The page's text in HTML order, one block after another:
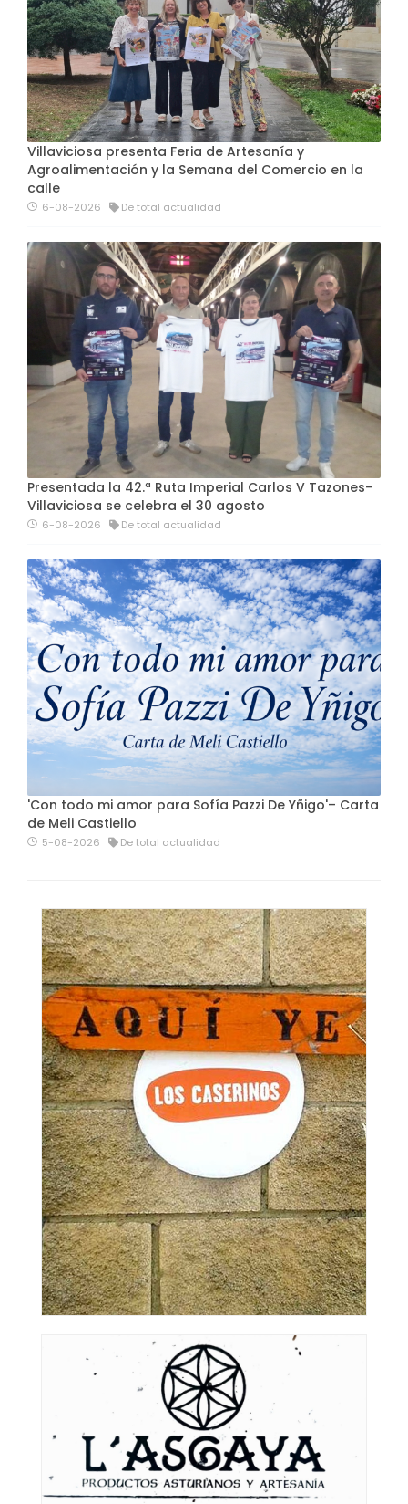
Villaviciosa presenta Feria de Artesanía y
Agroalimentación y la Semana del Comercio en la
calle
6-08-2026 De total actualidad
Presentada la 42.ª Ruta Imperial Carlos V Tazones–
Villaviciosa se celebra el 30 agosto
6-08-2026 De total actualidad
'Con todo mi amor para Sofía Pazzi De Yñigo'– Carta
de Meli Castiello
5-08-2026 De total actualidad